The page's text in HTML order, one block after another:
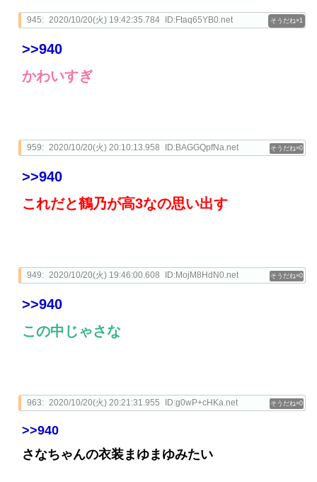
1
945: 2020/10/20(火) 19:42:35.784 ID:Ftaq65YB0.net
>>940
かわいすぎ
0
959: 2020/10/20(火) 20:10:13.958 ID:BAGGQpfNa.net
>>940
これだと鶴乃が高3なの思い出す
0
949: 2020/10/20(火) 19:46:00.608 ID:MojM8HdN0.net
>>940
この中じゃさな
0
963: 2020/10/20(火) 20:21:31.955 ID:g0wP+cHKa.net
>>940
さなちゃんの衣装まゆまゆみたい